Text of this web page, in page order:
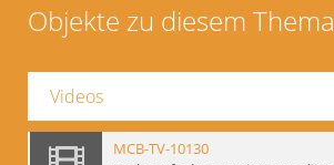
Objekte zu diesem Thema
Videos
MCB-TV-10130